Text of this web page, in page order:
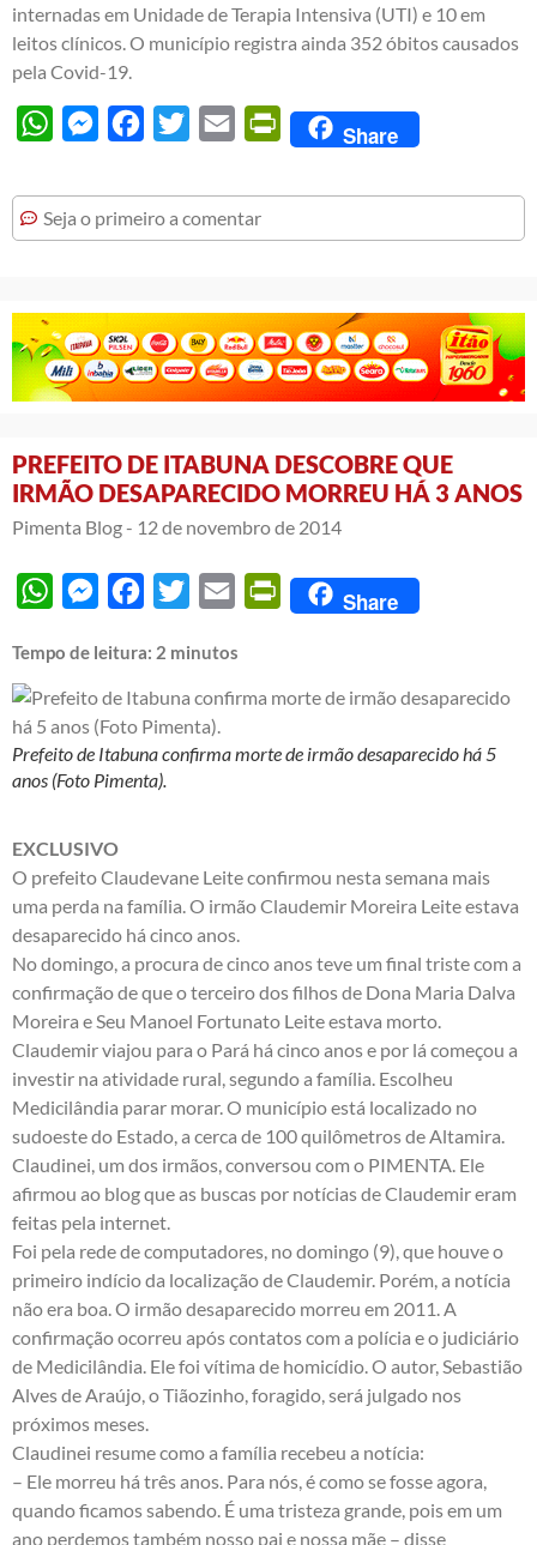
internadas em Unidade de Terapia Intensiva (UTI) e 10 em
leitos clínicos. O município registra ainda 352 óbitos causados
pela Covid-19.
WhatsAppMessengerFacebook
Twitter Email PrintFriendly
Share
Seja o primeiro a comentar
PREFEITO DE ITABUNA DESCOBRE QUE
IRMÃO DESAPARECIDO MORREU HÁ 3 ANOS
Pimenta Blog - 12 de novembro de 2014
WhatsAppMessengerFacebook
Twitter Email PrintFriendly
Share
Tempo de leitura: 2 minutos
Prefeito de Itabuna confirma morte de irmão desaparecido há 5
anos (Foto Pimenta).
EXCLUSIVO
O prefeito Claudevane Leite confirmou nesta semana mais
uma perda na família. O irmão Claudemir Moreira Leite estava
desaparecido há cinco anos.
No domingo, a procura de cinco anos teve um final triste com a
confirmação de que o terceiro dos filhos de Dona Maria Dalva
Moreira e Seu Manoel Fortunato Leite estava morto.
Claudemir viajou para o Pará há cinco anos e por lá começou a
investir na atividade rural, segundo a família. Escolheu
Medicilândia parar morar. O município está localizado no
sudoeste do Estado, a cerca de 100 quilômetros de Altamira.
Claudinei, um dos irmãos, conversou com o PIMENTA. Ele
afirmou ao blog que as buscas por notícias de Claudemir eram
feitas pela internet.
Foi pela rede de computadores, no domingo (9), que houve o
primeiro indício da localização de Claudemir. Porém, a notícia
não era boa. O irmão desaparecido morreu em 2011. A
confirmação ocorreu após contatos com a polícia e o judiciário
de Medicilândia. Ele foi vítima de homicídio. O autor, Sebastião
Alves de Araújo, o Tiãozinho, foragido, será julgado nos
próximos meses.
Claudinei resume como a família recebeu a notícia:
– Ele morreu há três anos. Para nós, é como se fosse agora,
quando ficamos sabendo. É uma tristeza grande, pois em um
ano perdemos também nosso pai e nossa mãe – disse